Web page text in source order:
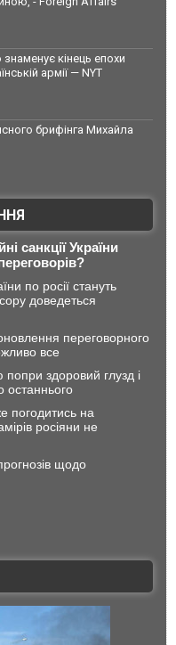
кінець епохи
армії — NYT
брифінга Михайла
санкції України
по росії стануть
доведеться
переговорного
все
здоровий глузд і
останнього
погодитись на
росіяни не
щодо